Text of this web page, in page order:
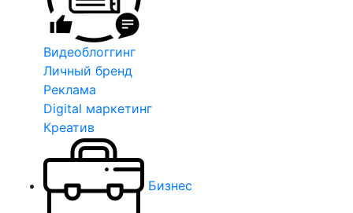
Видеоблоггинг
Личный бренд
Реклама
Digital маркетинг
Креатив
Бизнес